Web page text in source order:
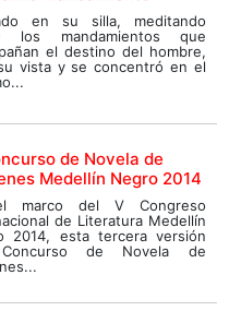
en su silla, meditando
los mandamientos que
el destino del hombre,
vista y se concentró en el
de Novela de
Medellín Negro 2014
marco del V Congreso
de Literatura Medellín
2014, esta tercera versión
de Novela de